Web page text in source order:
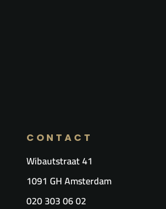
CONTACT
Wibautstraat 41
1091 GH Amsterdam
020 303 06 02